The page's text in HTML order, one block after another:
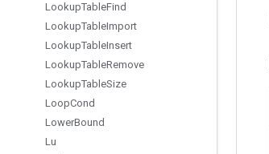
LookupTableFind
LookupTableImport
LookupTableInsert
LookupTableRemove
LookupTableSize
LoopCond
LowerBound
Lu